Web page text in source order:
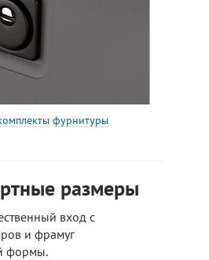
фурнитуры
размеры
вход с
и фрамуг
формы.